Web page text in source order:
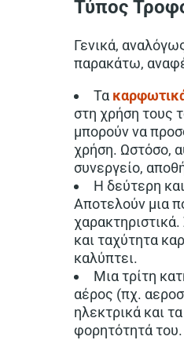
Τύπος
Γενικά,
παρακάτω,
Τα
στη χρήση τους
μπορούν να
χρήση. Ωστόσο,
συνεργείο,
Η δεύτερη
Αποτελούν μια
και ταχύτητα
καλύπτει.
Μια τρίτη
αέρος (πχ.
ηλεκτρικά και
φορητότητά του.